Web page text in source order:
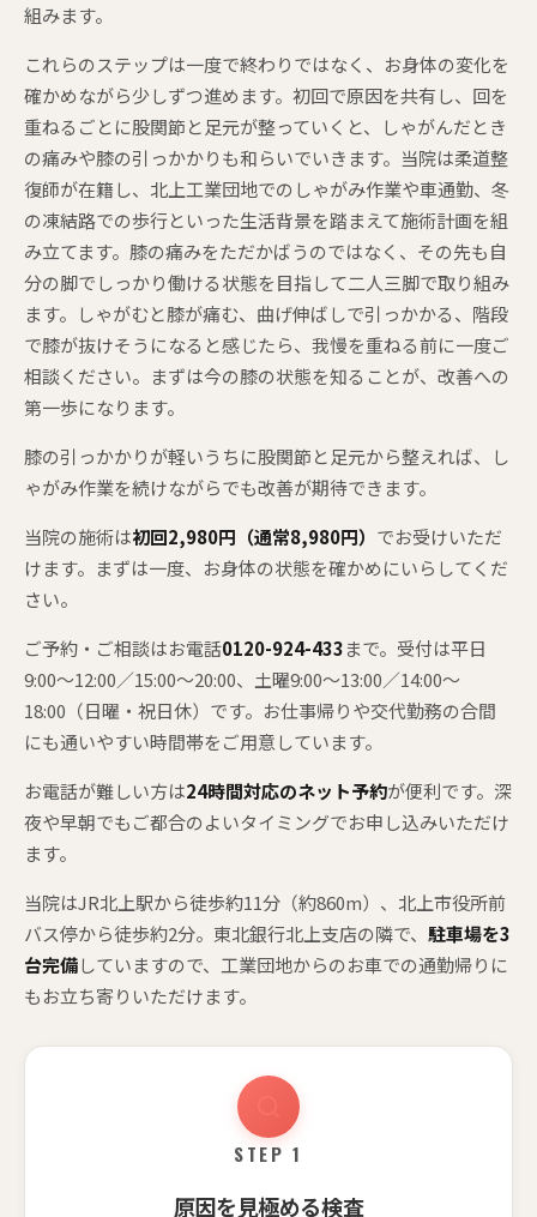
組みます。
これらのステップは一度で終わりではなく、お身体の変化を
確かめながら少しずつ進めます。初回で原因を共有し、回を
重ねるごとに股関節と足元が整っていくと、しゃがんだとき
の痛みや膝の引っかかりも和らいでいきます。当院は柔道整
復師が在籍し、北上工業団地でのしゃがみ作業や車通勤、冬
の凍結路での歩行といった生活背景を踏まえて施術計画を組
み立てます。膝の痛みをただかばうのではなく、その先も自
分の脚でしっかり働ける状態を目指して二人三脚で取り組み
ます。しゃがむと膝が痛む、曲げ伸ばしで引っかかる、階段
で膝が抜けそうになると感じたら、我慢を重ねる前に一度ご
相談ください。まずは今の膝の状態を知ることが、改善への
第一歩になります。
膝の引っかかりが軽いうちに股関節と足元から整えれば、し
ゃがみ作業を続けながらでも改善が期待できます。
当院の施術は初回2,980円（通常8,980円） でお受けいただ
けます。まずは一度、お身体の状態を確かめにいらしてくだ
さい。
ご予約・ご相談はお電話0120-924-433まで。受付は平日
9:00〜12:00／15:00〜20:00、土曜9:00〜13:00／14:00〜
18:00（日曜・祝日休）です。お仕事帰りや交代勤務の合間
にも通いやすい時間帯をご用意しています。
お電話が難しい方は24時間対応のネット予約が便利です。深
夜や早朝でもご都合のよいタイミングでお申し込みいただけ
ます。
当院はJR北上駅から徒歩約11分（約860m）、北上市役所前
バス停から徒歩約2分。東北銀行北上支店の隣で、 駐車場を3
台完備していますので、工業団地からのお車での通勤帰りに
もお立ち寄りいただけます。
STEP 1
原因を見極める検査